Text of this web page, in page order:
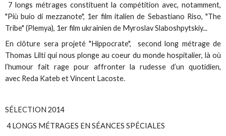
7 longs métrages constituent la compétition avec, notamment,
"Più buio di mezzanote", 1er film italien de Sebastiano Riso, "The
Tribe" (Plemya), 1er film ukrainien de Myroslav Slaboshpytskiy...
En clôture sera projeté "Hippocrate", second long métrage de
Thomas Lilti qui nous plonge au coeur du monde hospitalier, là où
l’humour fait rage pour affronter la rudesse d’un quotidien,
avec Reda Kateb et Vincent Lacoste.
SÉLECTION 2014
4 LONGS MÉTRAGES EN SÉANCES SPÉCIALES